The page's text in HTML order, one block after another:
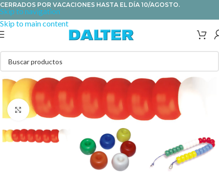
Skip to navigation
Skip to main content
CERRADOS POR VACACIONES HASTA EL DÍA 10/AGOSTO.
Clic para ampliar